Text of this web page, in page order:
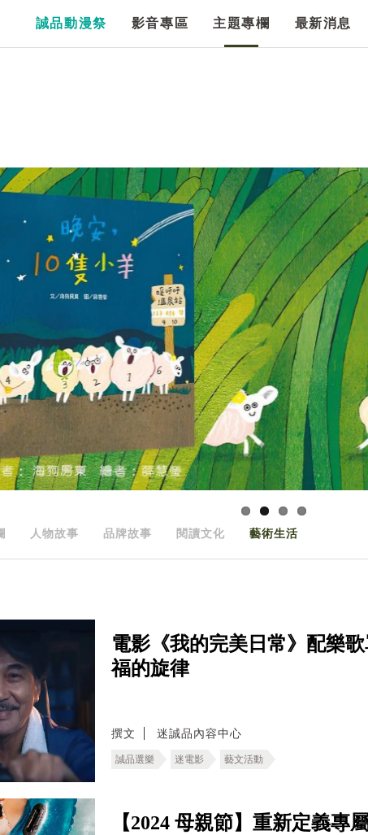
誠品動漫祭 影音專區 主題專欄 最新消息
人物故事 品牌故事 閱讀文化 藝術生活
電影《我的完美日常》配樂
福的旋律
撰文 迷誠品內容中心
誠品選樂 迷電影 藝文活動
【2024 母親節】重新定義專